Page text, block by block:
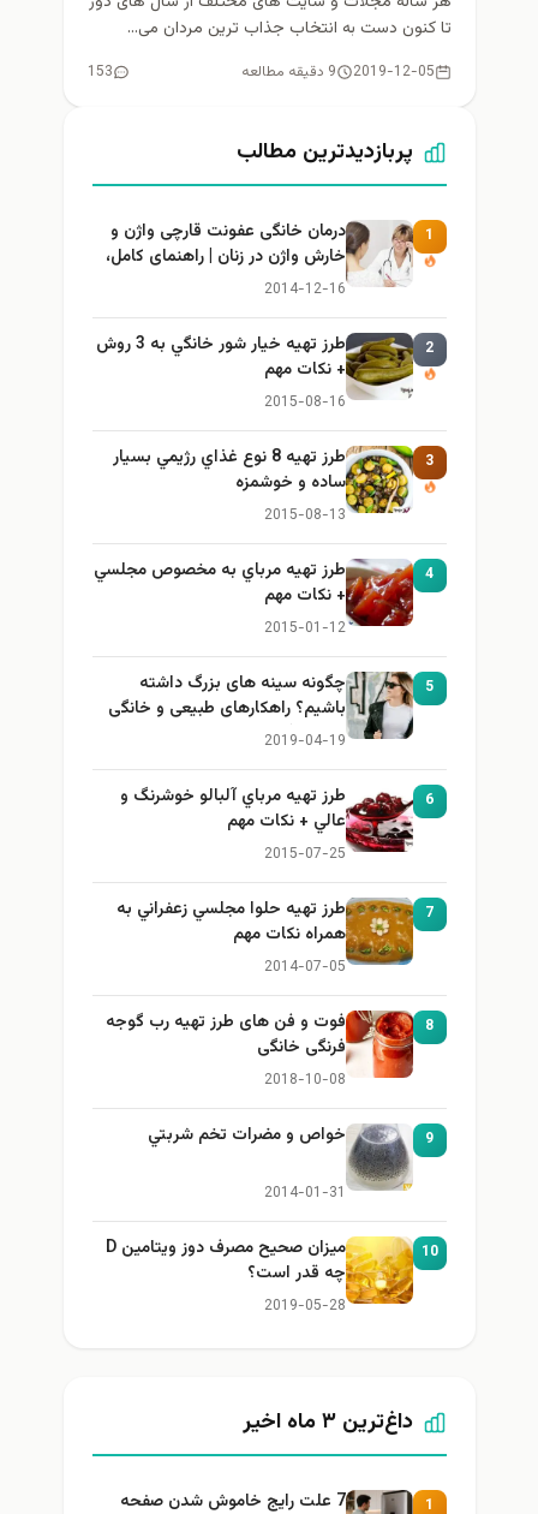
تا کنون دست به انتخاب جذاب ترین مردان می...
2019-12-05 9 دقیقه مطالعه 153
پربازدیدترین مطالب
1
درمان خانگی عفونت قارچی واژن و
خارش واژن در زنان | راهنمای کامل،
ایمن و کاربردی
2014-12-16
2
طرز تهيه خیار شور خانگي به 3 روش
+ نكات مهم
2015-08-16
3
طرز تهيه 8 نوع غذاي رژيمي بسيار
ساده و خوشمزه
2015-08-13
4
طرز تهيه مرباي به مخصوص مجلسي
+ نكات مهم
2015-01-12
5
چگونه سینه های بزرگ داشته
باشیم؟ راهکارهای طبیعی و خانگی
برای بزرگ کردن سینه
2019-04-19
6
طرز تهيه مرباي آلبالو خوشرنگ و
عالي + نكات مهم
2015-07-25
7
طرز تهيه حلوا مجلسي زعفراني به
همراه نكات مهم
2014-07-05
8
فوت و فن های طرز تهیه رب گوجه
فرنگی خانگی
2018-10-08
9 خواص و مضرات تخم شربتي
2014-01-31
10
میزان صحیح مصرف دوز ویتامین D
چه قدر است؟
2019-05-28
داغ‌ترین ۳ ماه اخیر
1
7 علت رایج خاموش شدن صفحه